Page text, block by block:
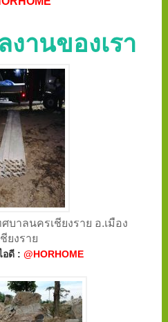
งานของเรา
บาลนครเชียงราย อ.เมือง
ชียงราย
อดี :@HORHOME